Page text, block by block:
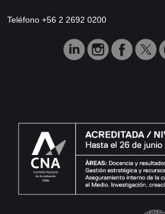
Teléfono +56 2 2692 0200